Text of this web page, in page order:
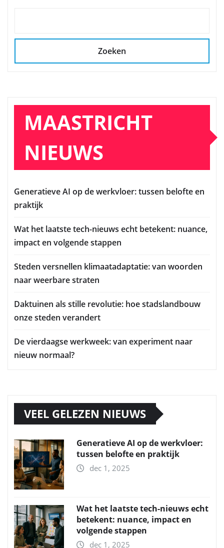
Zoeken
MAASTRICHT
NIEUWS
Generatieve AI op de werkvloer: tussen belofte en
praktijk
Wat het laatste tech-nieuws echt betekent: nuance,
impact en volgende stappen
Steden versnellen klimaatadaptatie: van woorden
naar weerbare straten
Daktuinen als stille revolutie: hoe stadslandbouw
onze steden verandert
De vierdaagse werkweek: van experiment naar
nieuw normaal?
VEEL GELEZEN NIEUWS
Generatieve AI op de werkvloer:
tussen belofte en praktijk
dec 1, 2025
Wat het laatste tech-nieuws echt
betekent: nuance, impact en
volgende stappen
dec 1, 2025